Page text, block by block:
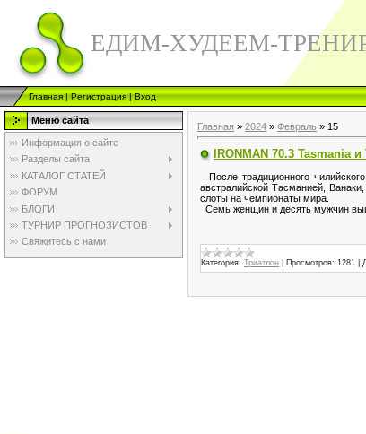
ЕДИМ-ХУДЕЕМ-
Главная|Регистрация|Вход
Меню сайта
Информация о сайте
Разделы сайта
КАТАЛОГ СТАТЕЙ
ФОРУМ
БЛОГИ
ТУРНИР ПРОГНОЗИСТОВ
Свяжитесь с нами
Главная » 2024 » Февраль » 15
IRONMAN 70.3 Tasmania
После традиционного
австралийской Тасманией,
слоты на чемпионаты мира.
Семь женщин и десять мужчин
Категория: Триатлон Просмотров: 1281